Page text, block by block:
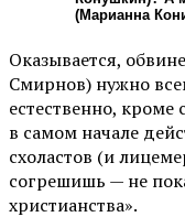
(Марианна
Оказывается,
Смирнов) нужно
естественно, кроме
в самом начале
схоластов (и
согрешишь — не
христианства».